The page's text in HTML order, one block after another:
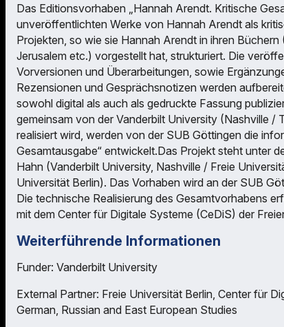
Das Editionsvorhaben „Hannah Arendt. Kritische
unveröffentlichten Werke von Hannah Arendt als
Projekten, so wie sie Hannah Arendt in ihren
Jerusalem etc.) vorgestellt hat, strukturiert. Die
Vorversionen und Überarbeitungen, sowie
Rezensionen und Gesprächsnotizen werden
sowohl digital als auch als gedruckte Fassung
gemeinsam von der Vanderbilt University (Nashville
realisiert wird, werden von der SUB Göttingen die
Gesamtausgabe“ entwickelt.Das Projekt steht unter
Hahn (Vanderbilt University, Nashville / Freie
Universität Berlin). Das Vorhaben wird an der SUB
Die technische Realisierung des Gesamtvorhabens
mit dem Center für Digitale Systeme (CeDiS) der
Weiterführende Informationen
Funder: Vanderbilt University
External Partner: Freie Universität Berlin, Center für
German, Russian and East European Studies